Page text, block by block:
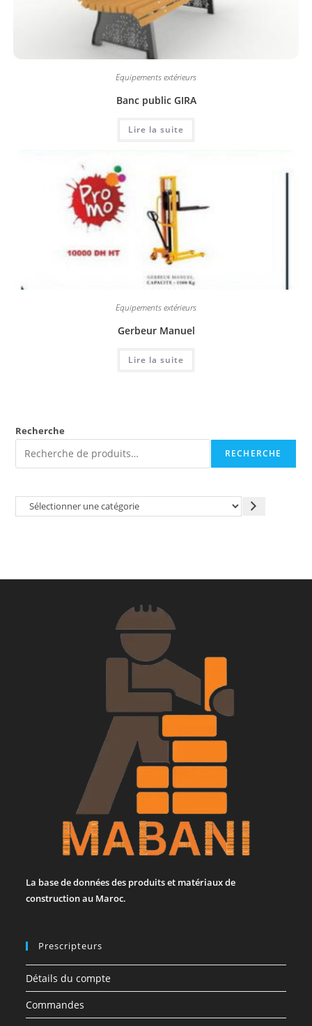
Equipements extérieurs
Banc public GIRA
Lire la suite
Equipements extérieurs
Gerbeur Manuel
Lire la suite
Recherche
RECHERCHE
La base de données des produits et matériaux de
construction au Maroc.
Prescripteurs
Détails du compte
Commandes